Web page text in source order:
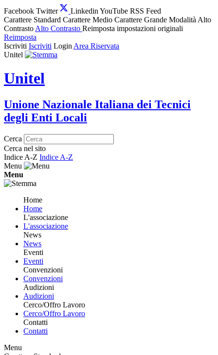
Facebook Twitter Linkedin YouTube RSS Feed
Carattere Standard Carattere Medio Carattere Grande Modalità Alto
Contrasto Alto Contrasto Reimposta impostazioni originali
Reimposta
Iscriviti Iscriviti Login Area Riservata
Unitel
Unitel
Unione Nazionale Italiana dei Tecnici
degli Enti Locali
Cerca
Cerca nel sito
Indice A-Z Indice A-Z
Menu
Menu
Home
Home
L'associazione
L'associazione
News
News
Eventi
Eventi
Convenzioni
Convenzioni
Audizioni
Audizioni
Cerco/Offro Lavoro
Cerco/Offro Lavoro
Contatti
Contatti
Menu